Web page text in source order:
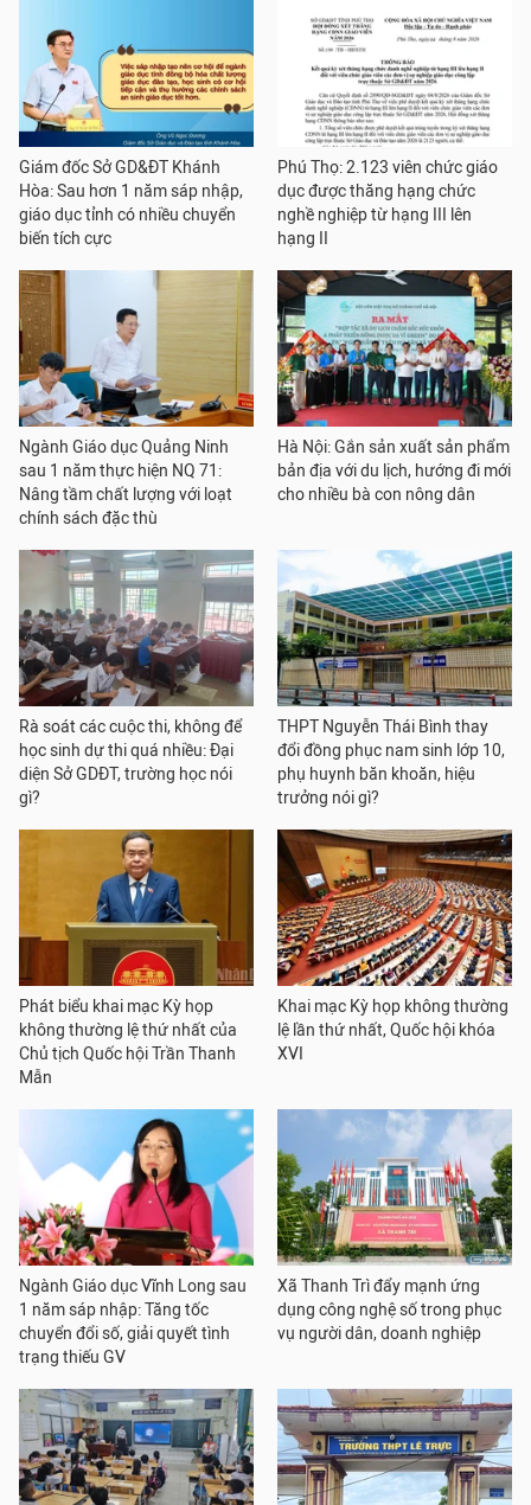
Giám đốc Sở GD&ĐT Khánh
Hòa: Sau hơn 1 năm sáp nhập,
giáo dục tỉnh có nhiều chuyển
biến tích cực
Phú Thọ: 2.123 viên chức giáo
dục được thăng hạng chức
nghề nghiệp từ hạng III lên
hạng II
Ngành Giáo dục Quảng Ninh
sau 1 năm thực hiện NQ 71:
Nâng tầm chất lượng với loạt
chính sách đặc thù
Hà Nội: Gắn sản xuất sản phẩm
bản địa với du lịch, hướng đi mới
cho nhiều bà con nông dân
Rà soát các cuộc thi, không để
học sinh dự thi quá nhiều: Đại
diện Sở GDĐT, trường học nói
gì?
THPT Nguyễn Thái Bình thay
đổi đồng phục nam sinh lớp 10,
phụ huynh băn khoăn, hiệu
trưởng nói gì?
Phát biểu khai mạc Kỳ họp
không thường lệ thứ nhất của
Chủ tịch Quốc hội Trần Thanh
Mẫn
Khai mạc Kỳ họp không thường
lệ lần thứ nhất, Quốc hội khóa
XVI
Ngành Giáo dục Vĩnh Long sau
1 năm sáp nhập: Tăng tốc
chuyển đổi số, giải quyết tình
trạng thiếu GV
Xã Thanh Trì đẩy mạnh ứng
dụng công nghệ số trong phục
vụ người dân, doanh nghiệp